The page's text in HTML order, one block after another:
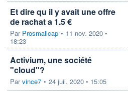
Et dire qu il y avait une offre
de rachat a 1.5 €
Par Prosmallcap • 11 nov. 2020 •
18:23
Activium, une société
"cloud"?
Parvince7 • 24 juil. 2020 • 15:05